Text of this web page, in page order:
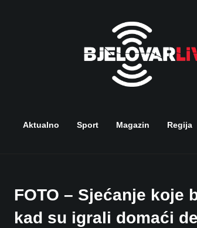
Aktualno Sport Magazin Regija
FOTO – Sjećanje koje
kad su igrali domaći